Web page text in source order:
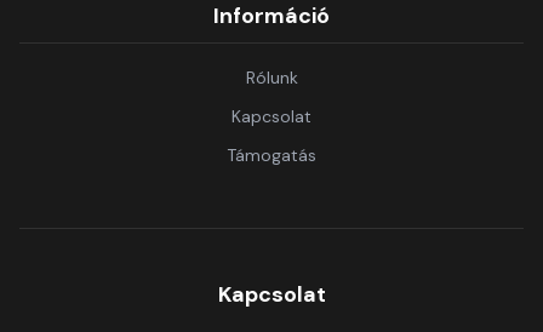
Információ
Rólunk
Kapcsolat
Támogatás
Kapcsolat